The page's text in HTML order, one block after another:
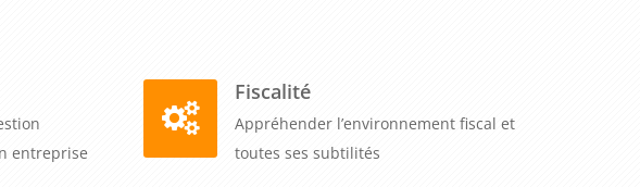
entreprise
Fiscalité
Appréhender l’environnement fiscal et
toutes ses subtilités